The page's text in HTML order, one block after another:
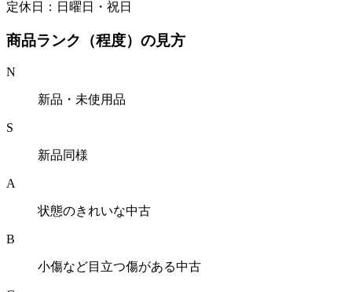
定休日：日曜日・祝日
商品ランク（程度）の見方
N
新品・未使用品
S
新品同様
A
状態のきれいな中古
B
小傷など目立つ傷がある中古